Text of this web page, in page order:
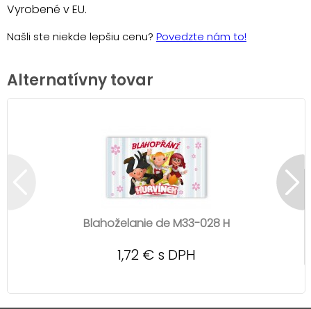
Vyrobené v EU.
Našli ste niekde lepšiu cenu? Povedzte nám to!
Alternatívny tovar
Blahoželanie de M33-028 H
1,72 € s DPH